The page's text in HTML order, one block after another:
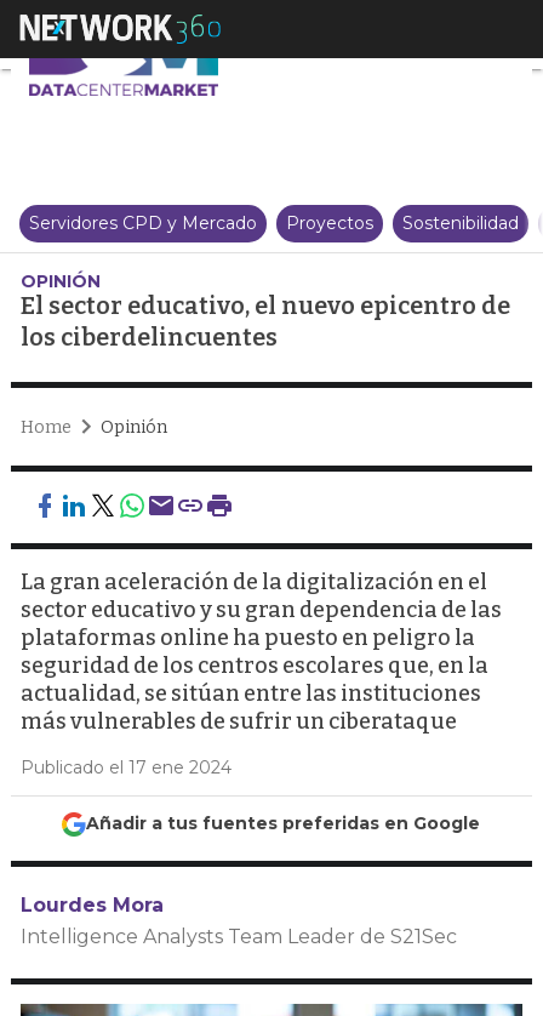
El sector educativo, el nuevo
Servidores CPD y Mercado Proyectos Sostenibilidad
OPINIÓN
El sector educativo, el nuevo epicentro de
los ciberdelincuentes
Home Opinión
La gran aceleración de la digitalización en el
sector educativo y su gran dependencia de las
plataformas online ha puesto en peligro la
seguridad de los centros escolares que, en la
actualidad, se sitúan entre las instituciones
más vulnerables de sufrir un ciberataque
Publicado el 17 ene 2024
Añadir a tus fuentes preferidas en Google
Lourdes Mora
Intelligence Analysts Team Leader de S21Sec